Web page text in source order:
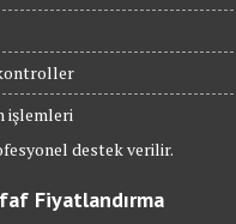
işlemleri
destek verilir.
Fiyatlandırma